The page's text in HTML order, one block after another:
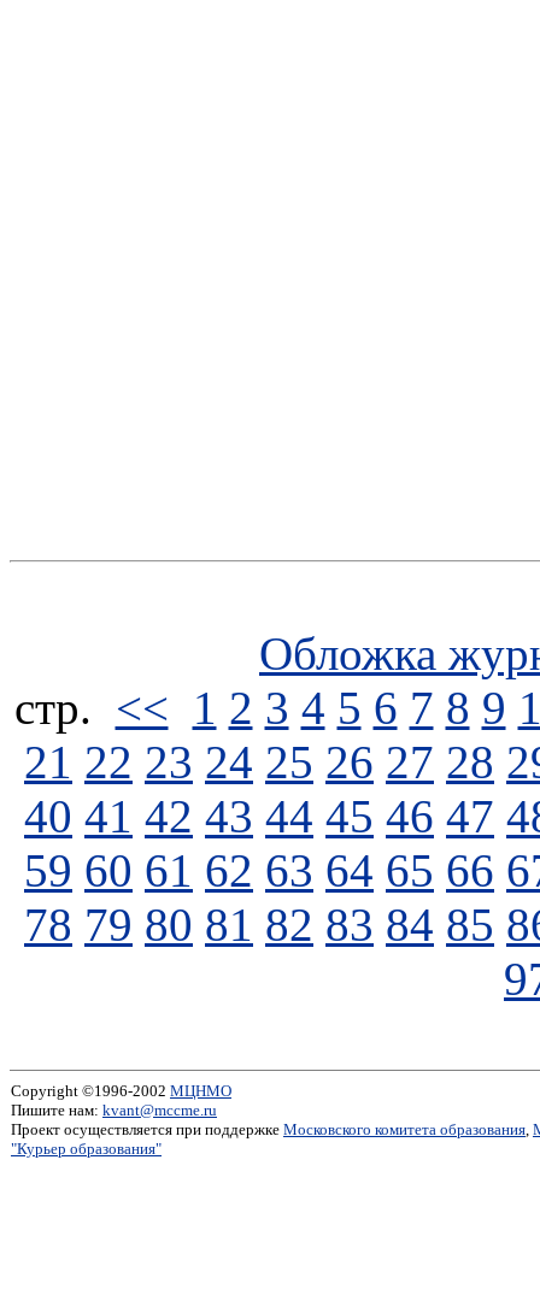
Обложка
стp. << 1 2 3 4 5 6 7 8 9
21 22 23 24 25 26 27 28
40 41 42 43 44 45 46 47
59 60 61 62 63 64 65 66
78 79 80 81 82 83 84 85
Copyright ©1996-2002 МЦНМО
Пишите нам: kvant@mccme.ru
Проект осуществляется при поддержке Московского комитета образования,
"Курьер образования"